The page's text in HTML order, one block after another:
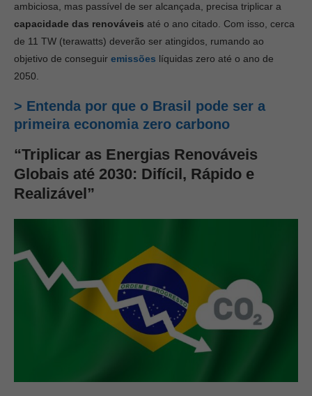
ambiciosa, mas passível de ser alcançada, precisa triplicar a
capacidade das renováveis até o ano citado. Com isso, cerca
de 11 TW (terawatts) deverão ser atingidos, rumando ao
objetivo de conseguir emissões líquidas zero até o ano de
2050.
> Entenda por que o Brasil pode ser a
primeira economia zero carbono
“Triplicar as Energias Renováveis
Globais até 2030: Difícil, Rápido e
Realizável”